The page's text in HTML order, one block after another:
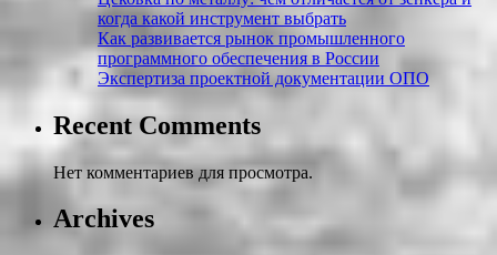
когда какой инструмент выбрать
Как развивается рынок промышленного
программного обеспечения в России
Экспертиза проектной документации ОПО
Recent Comments
Нет комментариев для просмотра.
Archives